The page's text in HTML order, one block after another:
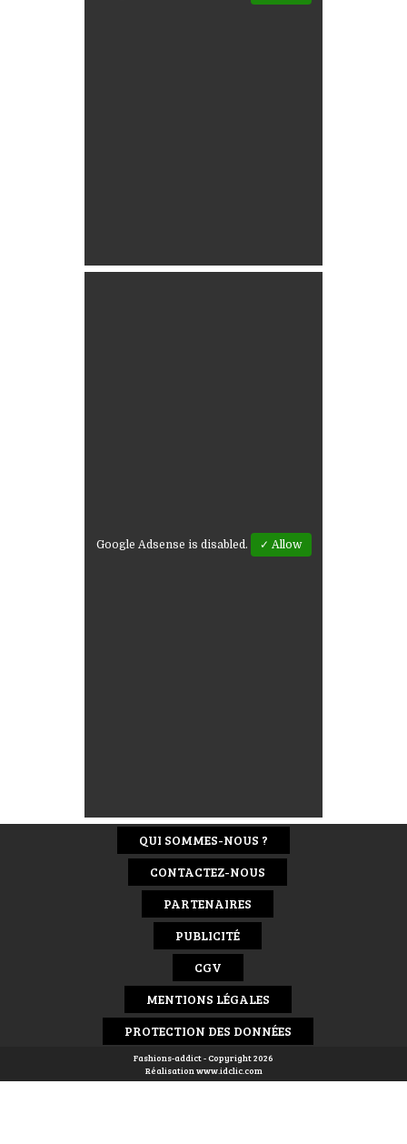
Google Adsense is disabled. ✓ Allow
QUI SOMMES-NOUS ?
CONTACTEZ-NOUS
PARTENAIRES
PUBLICITÉ
CGV
MENTIONS LÉGALES
PROTECTION DES DONNÉES
Fashions-addict - Copyright 2026
Réalisationwww.idclic.com